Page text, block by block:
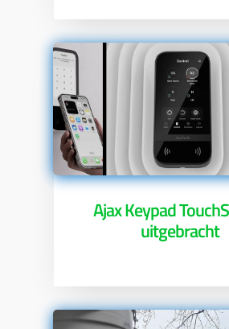
Ajax Keypad
uitgebracht